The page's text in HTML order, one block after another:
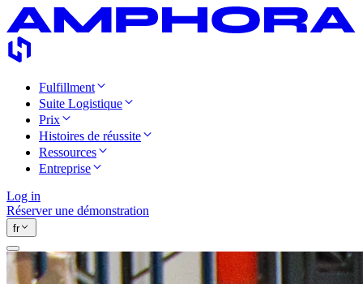
Fulfillment
Suite Logistique
Prix
Histoires de réussite
Ressources
Entreprise
Log in
Réserver une démonstration
fr